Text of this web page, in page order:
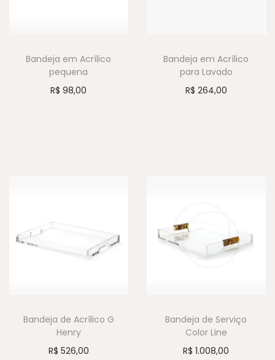
Bandeja em Acrílico
pequena
R$ 98,00
Bandeja em Acrílico
para Lavado
R$ 264,00
Bandeja de Acrílico G
Henry
R$ 526,00
Bandeja de Serviço
Color Line
R$ 1.008,00